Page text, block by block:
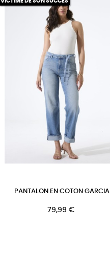
PANTALON EN COTON GARCIA
Prix
79,99 €